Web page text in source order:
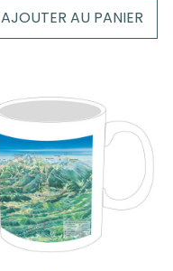
AJOUTER AU PANIER